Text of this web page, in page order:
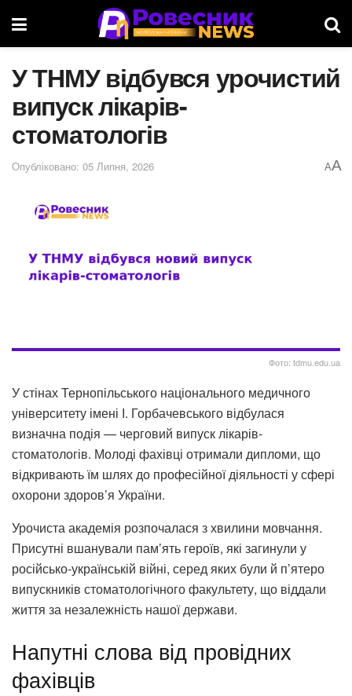
У ТНМУ відбувся урочистий
випуск лікарів-
стоматологів
Опубліковано: 05 Липня, 2026 AA
Фото: tdmu.edu.ua
У стінах Тернопільського національного медичного
університету імені І. Горбачевського відбулася
визначна подія — черговий випуск лікарів-
стоматологів. Молоді фахівці отримали дипломи, що
відкривають їм шлях до професійної діяльності у сфері
охорони здоров’я України.
Урочиста академія розпочалася з хвилини мовчання.
Присутні вшанували пам’ять героїв, які загинули у
російсько-українській війні, серед яких були й п’ятеро
випускників стоматологічного факультету, що віддали
життя за незалежність нашої держави.
Напутні слова від провідних
фахівців